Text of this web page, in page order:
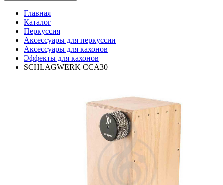
Главная
Каталог
Перкуссия
Аксессуары для перкуссии
Аксессуары для кахонов
Эффекты для кахонов
SCHLAGWERK CCA30